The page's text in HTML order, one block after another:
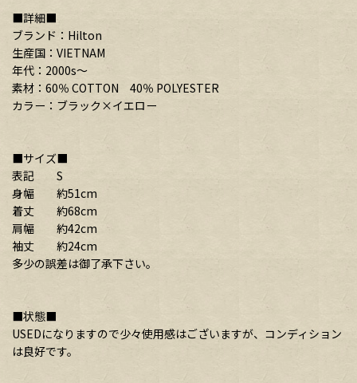
■詳細■
ブランド：Hilton
生産国：VIETNAM
年代：2000s〜
素材：60％ COTTON 40％ POLYESTER
カラー：ブラック×イエロー
■サイズ■
表記 S
身幅 約51cm
着丈 約68cm
肩幅 約42cm
袖丈 約24cm
多少の誤差は御了承下さい。
■状態■
USEDになりますので少々使用感はございますが、コンディション
は良好です。